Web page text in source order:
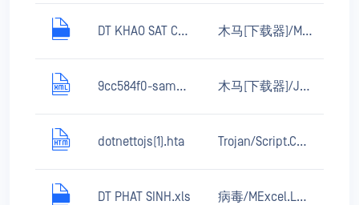
DT KHAO SAT CON CUONG 57HA 1.xls 木马[下载器]/MSOffice.Agent.azx
9cc584f0-sample 木马[下载器]/JS.Nemucod.xsn
dotnettojs(1).hta Trojan/Script.CactusTorch.uf
DT PHAT SINH.xls 病毒/MExcel.Laroux.cs